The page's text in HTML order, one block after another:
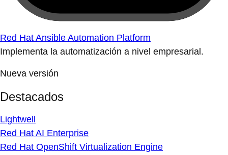
Red Hat Ansible Automation Platform
Implementa la automatización a nivel empresarial.
Nueva versión
Destacados
Lightwell
Red Hat AI Enterprise
Red Hat OpenShift Virtualization Engine